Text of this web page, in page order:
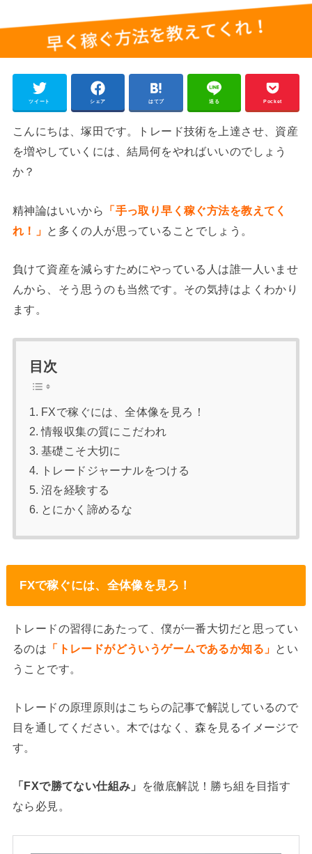
ツイート シェア はてブ 送る Pocket
こんにちは、塚田です。トレード技術を上達させ、資産
を増やしていくには、結局何をやればいいのでしょう
か？
精神論はいいから
「手っ取り早く稼ぐ方法を教えてく
れ！」 と多くの人が思っていることでしょう。
負けて資産を減らすためにやっている人は誰一人いませ
んから、そう思うのも当然です。その気持はよくわかり
ます。
目次
FXで稼ぐには、全体像を見ろ！
情報収集の質にこだわれ
基礎こそ大切に
トレードジャーナルをつける
沼を経験する
とにかく諦めるな
FXで稼ぐには、全体像を見ろ！
トレードの習得にあたって、僕が一番大切だと思ってい
るのは 「トレードがどういうゲームであるか知る」 とい
うことです。
トレードの原理原則はこちらの記事で解説しているので
目を通してください。木ではなく、森を見るイメージで
す。
「FXで勝てない仕組み」
を徹底解説！勝ち組を目指す
なら必見。